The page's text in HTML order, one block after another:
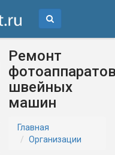
Ремонт
швейных
машин
Главная
Организации